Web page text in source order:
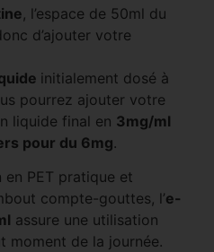
, l’espace de 50ml du
d’ajouter votre
initialement dosé à
pourrez ajouter votre
liquide final en 3mg/ml
pour du 6mg.
en PET pratique et
compte-gouttes, l’e-
assure une utilisation
moment de la journée.